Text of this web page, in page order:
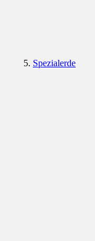
Spezialerde